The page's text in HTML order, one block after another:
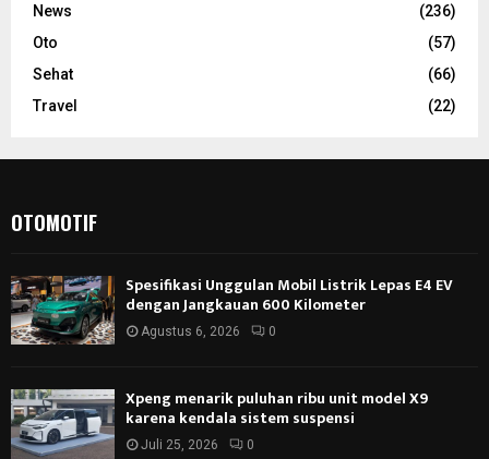
News
(236)
Oto
(57)
Sehat
(66)
Travel
(22)
OTOMOTIF
Spesifikasi Unggulan Mobil Listrik Lepas E4 EV
dengan Jangkauan 600 Kilometer
Agustus 6, 2026 0
Xpeng menarik puluhan ribu unit model X9
karena kendala sistem suspensi
Juli 25, 2026 0